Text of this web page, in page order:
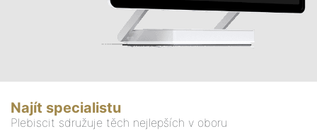
Najít specialistu
Plebiscit sdružuje těch nejlepších v oboru